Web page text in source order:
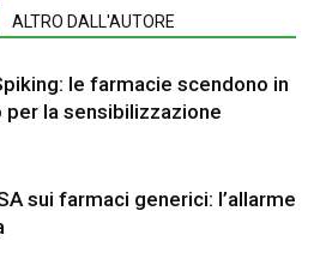
ALTRO DALL'AUTORE
le farmacie scendono in
per la sensibilizzazione
sui farmaci generici: l’allarme